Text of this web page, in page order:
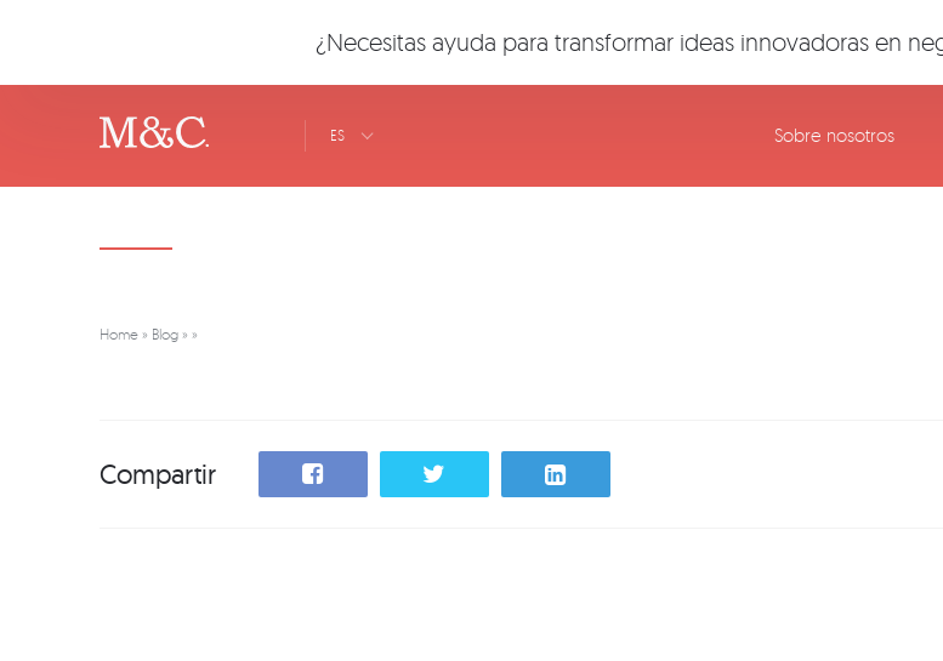
ES Sobre nosotros
Home » Blog » »
Compartir
¿Necesitas ayuda para transformar ideas innovadoras en